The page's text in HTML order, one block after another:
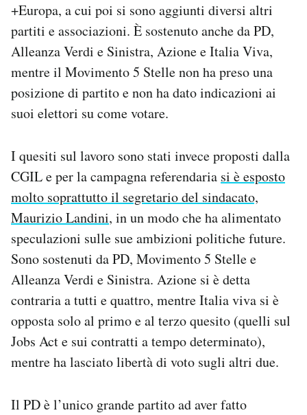
+Europa, a cui poi si sono aggiunti diversi altri
partiti e associazioni. È sostenuto anche da PD,
Alleanza Verdi e Sinistra, Azione e Italia Viva,
mentre il Movimento 5 Stelle non ha preso una
posizione di partito e non ha dato indicazioni ai
suoi elettori su come votare.
I quesiti sul lavoro sono stati invece proposti dalla
CGIL e per la campagna referendaria si è esposto
molto soprattutto il segretario del sindacato,
Maurizio Landini, in un modo che ha alimentato
speculazioni sulle sue ambizioni politiche future.
Sono sostenuti da PD, Movimento 5 Stelle e
Alleanza Verdi e Sinistra. Azione si è detta
contraria a tutti e quattro, mentre Italia viva si è
opposta solo al primo e al terzo quesito (quelli sul
Jobs Act e sui contratti a tempo determinato),
mentre ha lasciato libertà di voto sugli altri due.
Il PD è l’unico grande partito ad aver fatto